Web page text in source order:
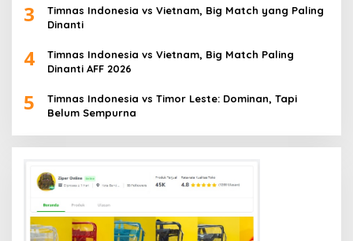
3
Timnas Indonesia vs Vietnam, Big Match yang Paling
Dinanti
4
Timnas Indonesia vs Vietnam, Big Match Paling
Dinanti AFF 2026
5
Timnas Indonesia vs Timor Leste: Dominan, Tapi
Belum Sempurna